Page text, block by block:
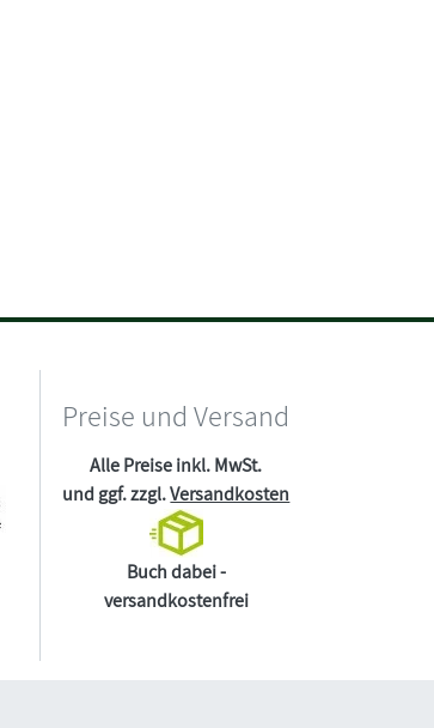
Preise und Versand
Alle Preise inkl. MwSt.
und ggf. zzgl.Versandkosten
Buch dabei -
versandkostenfrei